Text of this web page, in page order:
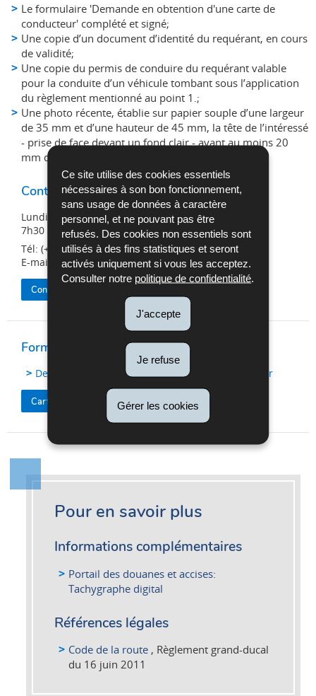
Ce site utilise des cookies essentiels
nécessaires à son bon fonctionnement,
sans usage de données à caractère
personnel, et ne pouvant pas être
refusés. Des cookies non essentiels sont
utilisés à des fins statistiques et seront
activés uniquement si vous les acceptez.
Consulter notre politique de confidentialité.
J'accepte
Je refuse
Gérer les cookies
Le formulaire 'Demande en obtention d'une carte de
conducteur' complété et signé;
Une copie d’un document d’identité du requérant, en cours
de validité;
Une copie du permis de conduire du requérant valable
pour la conduite d’un véhicule tombant sous l’application
du règlement mentionné au point 1.;
Une photo récente, établie sur papier souple d’une largeur
de 35 mm et d’une hauteur de 45 mm, la tête de l’intéressé
- prise de face devant un fond clair - ayant au moins 20
mm de hauteur.
Contact Center
Lundi au Vendredi
7h30 à 16h30
Tél: (+352) 26 626 - 400
E-mail:
info@snca.lu
Contactez la SNCA
Formulaire
Demande en obtention d'une carte de conducteur
Carte tachygraphe conducteur
Pour en savoir plus
Informations complémentaires
Portail des douanes et accises:
Tachygraphe digital
Références légales
Code de la route , Règlement grand-ducal
du 16 juin 2011